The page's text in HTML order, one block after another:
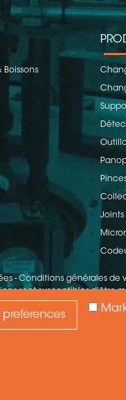
preferences
-Conditions générales de
sont susceptibles d'être